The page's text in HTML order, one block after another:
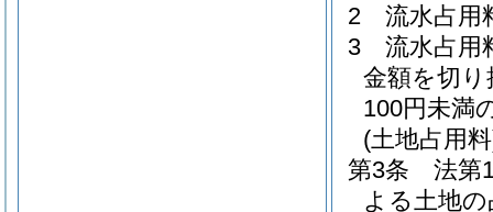
2
流水占用
3
流水占用
金額を切
100円未満
(土地占用
第3条
法第
よる土地